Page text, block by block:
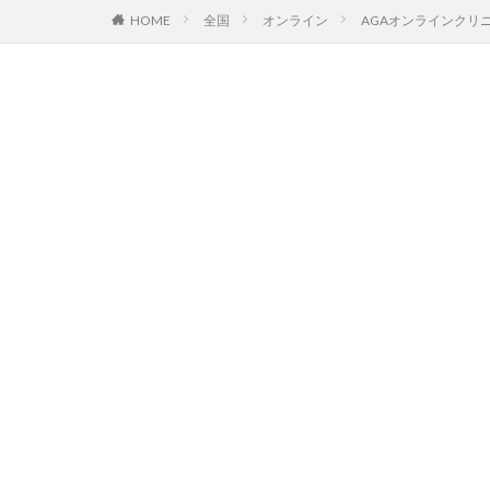
HOME 全国 オンライン AGAオンラインクリ